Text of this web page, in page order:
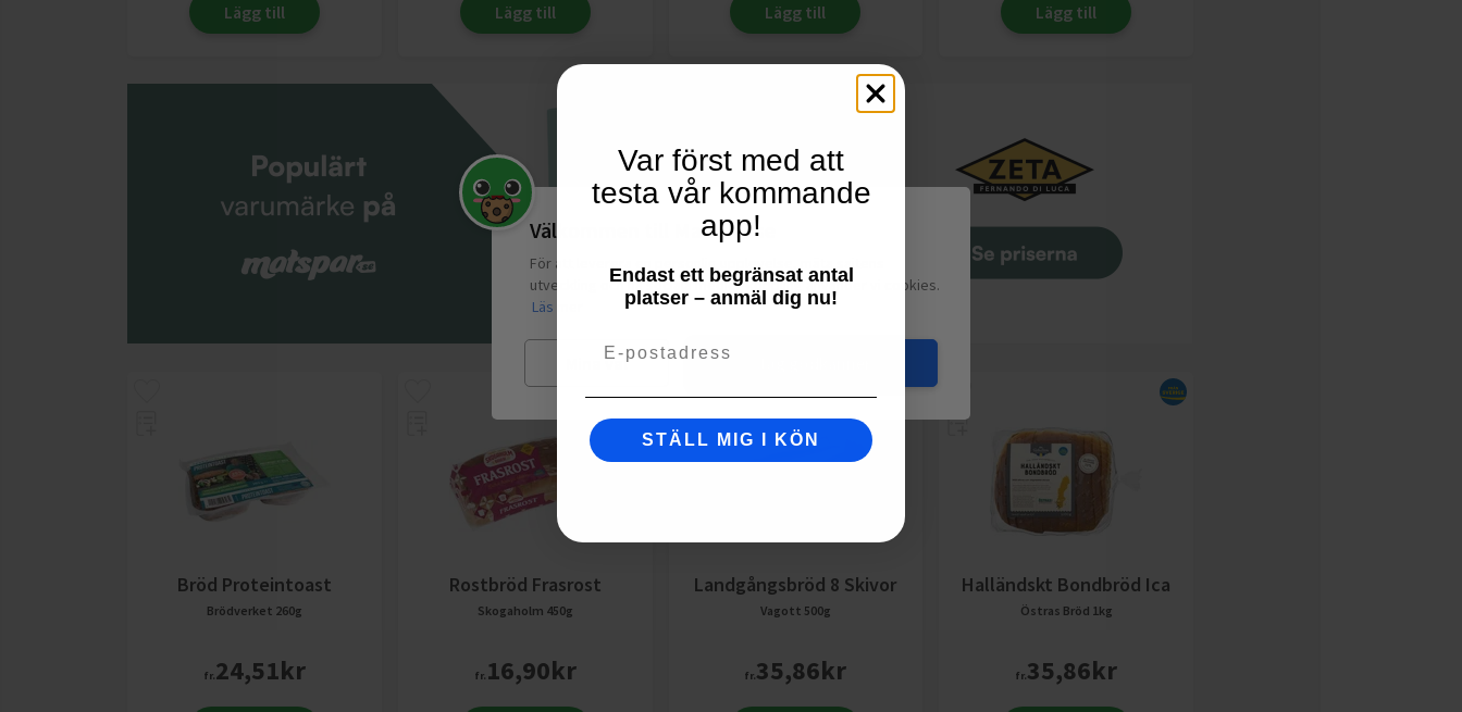
Lägg till Lägg till Lägg till Lägg till
Bröd Proteintoast
Brödverket 260g
fr.24,51kr
Rostbröd Frasrost
Skogaholm 450g
fr. 16,90kr
Landgångsbröd 8 Skivor
Vagott 500g
fr.35,86kr
Halländskt Bondbröd Ica
Östras Bröd 1kg
fr.35,86kr
Välkommen till Matspar.se
För att leverera en personlig upplevelse, mäta sajtens
utveckling och ha sociala medier-koppling använder vi cookies.
Läs mer
Mina val
Var först med att
testa vår kommande
app!
Endast ett begränsat antal
platser – anmäl dig nu!
STÄLL MIG I KÖN